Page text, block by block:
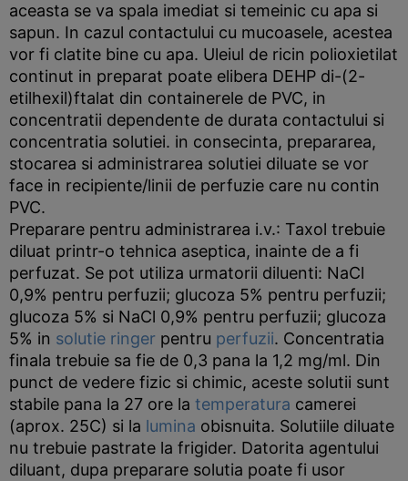
aceasta se va spala imediat si temeinic cu apa si
sapun. In cazul contactului cu mucoasele, acestea
vor fi clatite bine cu apa. Uleiul de ricin polioxietilat
continut in preparat poate elibera DEHP di-(2-
etilhexil)ftalat din containerele de PVC, in
concentratii dependente de durata contactului si
concentratia solutiei. in consecinta, prepararea,
stocarea si administrarea solutiei diluate se vor
face in recipiente/linii de perfuzie care nu contin
PVC.
Preparare pentru administrarea i.v.: Taxol trebuie
diluat printr-o tehnica aseptica, inainte de a fi
perfuzat. Se pot utiliza urmatorii diluenti: NaCl
0,9% pentru perfuzii; glucoza 5% pentru perfuzii;
glucoza 5% si NaCl 0,9% pentru perfuzii; glucoza
5% in solutie ringer pentru perfuzii. Concentratia
finala trebuie sa fie de 0,3 pana la 1,2 mg/ml. Din
punct de vedere fizic si chimic, aceste solutii sunt
stabile pana la 27 ore la temperatura camerei
(aprox. 25C) si la lumina obisnuita. Solutiile diluate
nu trebuie pastrate la frigider. Datorita agentului
diluant, dupa preparare solutia poate fi usor